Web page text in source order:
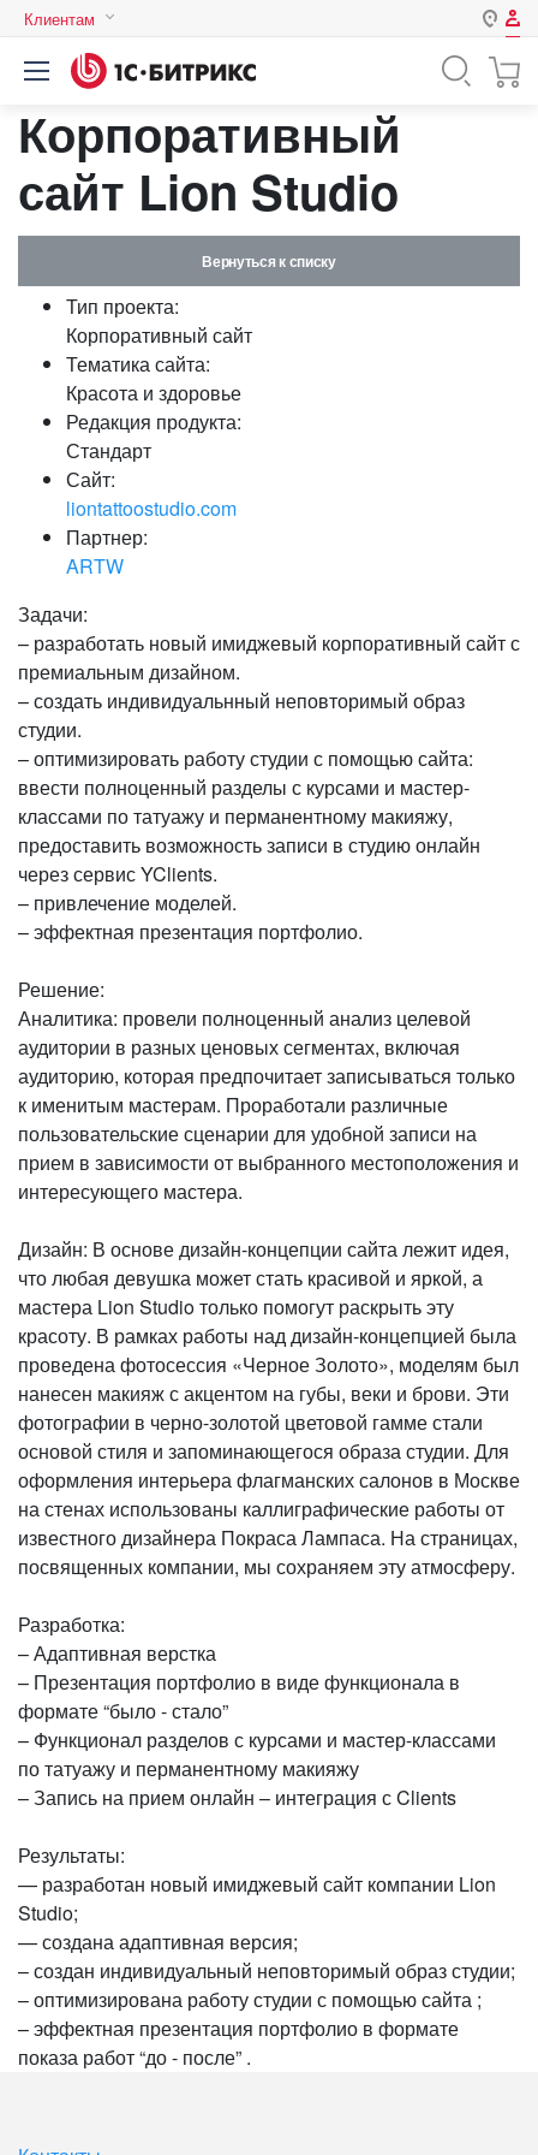
Клиентам
Казахстан
Авторизация
Зарегистрироваться
Логин
Пароль
Запомнить меня на этом
Забыли свой пароль?
или войдите с помощью
Корпоративный
сайт Lion Studio
Вернуться к списку
Тип проекта:
Корпоративный сайт
Тематика сайта:
Красота и здоровье
Редакция продукта:
Стандарт
Сайт:
liontattoostudio.com
Партнер:
ARTW
Задачи:
– разработать новый имиджевый корпоративный сайт с
премиальным дизайном.
– создать индивидуальнный неповторимый образ
студии.
– оптимизировать работу студии с помощью сайта:
ввести полноценный разделы с курсами и мастер-
классами по татуажу и перманентному макияжу,
предоставить возможность записи в студию онлайн
через сервис YClients.
– привлечение моделей.
– эффектная презентация портфолио.
Решение:
Аналитика: провели полноценный анализ целевой
аудитории в разных ценовых сегментах, включая
аудиторию, которая предпочитает записываться только
к именитым мастерам. Проработали различные
пользовательские сценарии для удобной записи на
прием в зависимости от выбранного местоположения и
интересующего мастера.
Дизайн: В основе дизайн-концепции сайта лежит идея,
что любая девушка может стать красивой и яркой, а
мастера Lion Studio только помогут раскрыть эту
красоту. В рамках работы над дизайн-концепцией была
проведена фотосессия «Черное Золото», моделям был
нанесен макияж с акцентом на губы, веки и брови. Эти
фотографии в черно-золотой цветовой гамме стали
основой стиля и запоминающегося образа студии. Для
оформления интерьера флагманских салонов в Москве
на стенах использованы каллиграфические работы от
известного дизайнера Покраса Лампаса. На страницах,
посвященных компании, мы сохраняем эту атмосферу.
Разработка:
– Адаптивная верстка
– Презентация портфолио в виде функционала в
формате “было - стало”
– Функционал разделов с курсами и мастер-классами
по татуажу и перманентному макияжу
– Запись на прием онлайн – интеграция с Clients
Результаты:
— разработан новый имиджевый сайт компании Lion
Studio;
— создана адаптивная версия;
– создан индивидуальный неповторимый образ студии;
– оптимизирована работу студии с помощью сайта ;
– эффектная презентация портфолио в формате
показа работ “до - после” .